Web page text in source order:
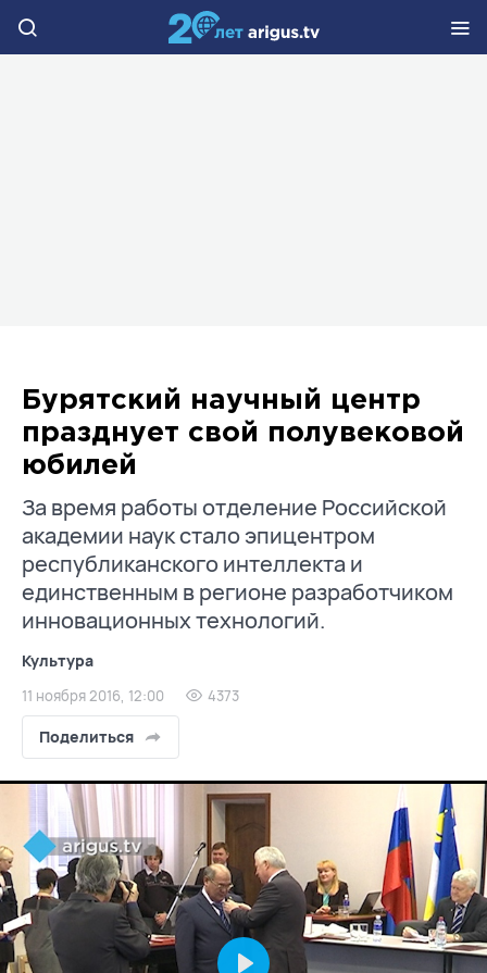
Бурятский научный центр
празднует свой полувековой
юбилей
За время работы отделение Российской
академии наук стало эпицентром
республиканского интеллекта и
единственным в регионе разработчиком
инновационных технологий.
Культура
11 ноября 2016, 12:00 4373
Поделиться